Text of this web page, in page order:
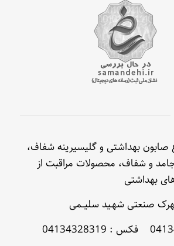
صابون بهداشتی و گلیسیرینه شفاف،
و شفاف، محصولات مراقبت از
بهداشتی
صنعتی شهـید سلیــمی